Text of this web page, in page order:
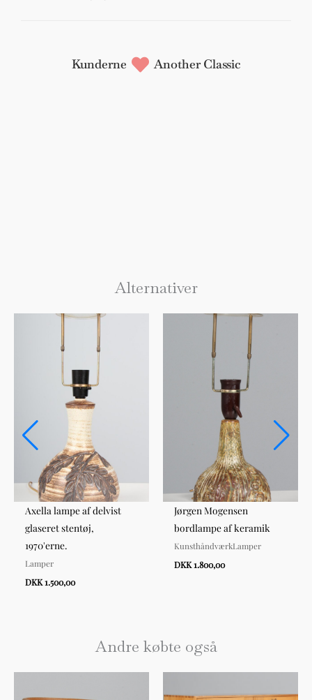
Kunderne Another Classic
Alternativer
Axella lampe af delvist
glaseret stentøj,
1970'erne.
Lamper
DKK 1.500,00
Jørgen Mogensen
bordlampe af keramik
KunsthåndværkLamper
DKK 1.800,00
Andre købte også